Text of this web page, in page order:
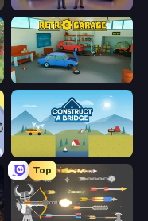
Taxi Tycoon: Idle Business
Construct a Bridge
Top